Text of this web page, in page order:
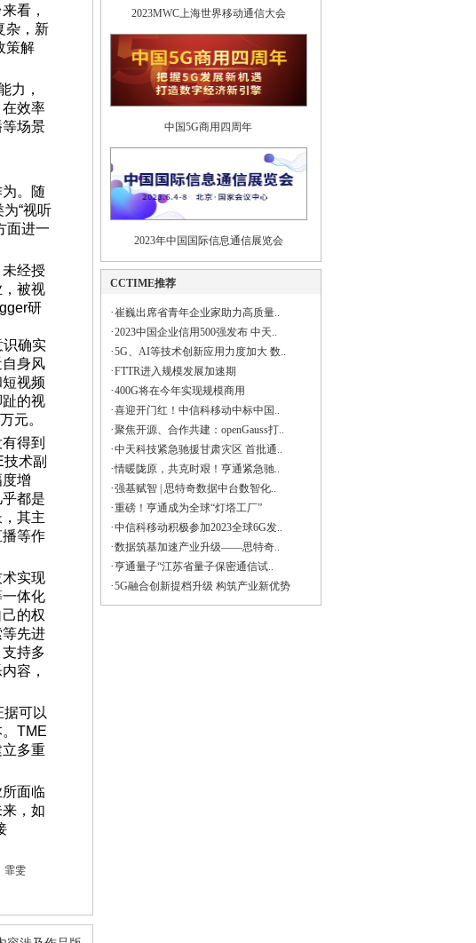
看，
杂，新
策解
力，
效率
场景
。随
“视听
面进一
经授
被视
研
确实
身风
视频
的视
元。
得到
术副
增
都是
其主
等作
实现
体化
的权
先进
持多
容，
可以
TME
多重
面临
，如
霏雯
2023MWC上海世界移动通信大会
中国5G商用四周年
2023年中国国际信息通信展览会
CCTIME推荐
·崔巍出席省青年企业家助力高质量..
·2023中国企业信用500强发布 中天..
·5G、AI等技术创新应用力度加大 数..
·FTTR进入规模发展加速期
·400G将在今年实现规模商用
·喜迎开门红！中信科移动中标中国..
·聚焦开源、合作共建：openGauss打..
·中天科技紧急驰援甘肃灾区 首批通..
·情暖陇原，共克时艰！亨通紧急驰..
·强基赋智 | 思特奇数据中台数智化..
·重磅！亨通成为全球“灯塔工厂”
·中信科移动积极参加2023全球6G发..
·数据筑基加速产业升级——思特奇..
·亨通量子“江苏省量子保密通信试..
·5G融合创新提档升级 构筑产业新优势